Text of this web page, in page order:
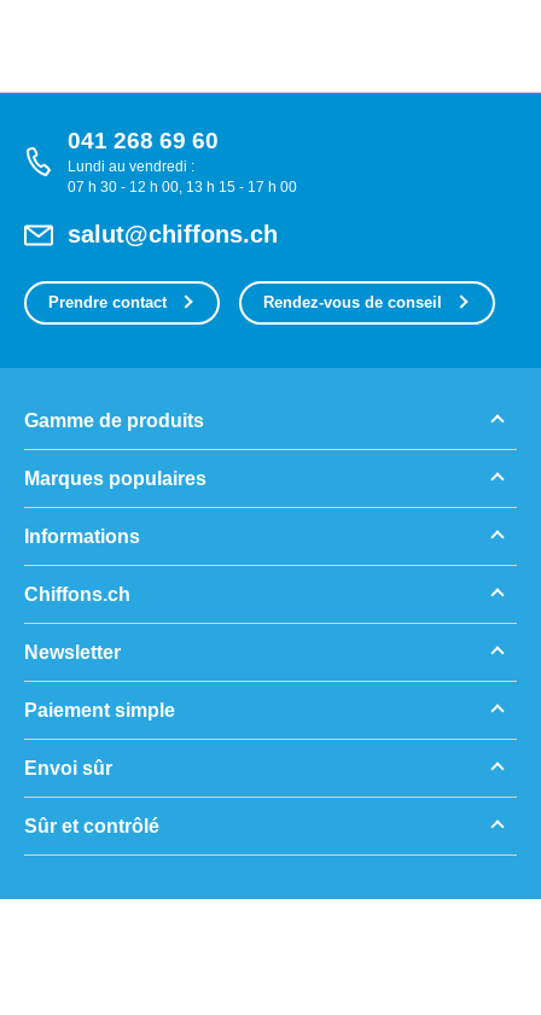
041 268 69 60
Lundi au vendredi :
07 h 30 - 12 h 00, 13 h 15 - 17 h 00
salut@chiffons.ch
Prendre contact Rendez-vous de conseil
Gamme de produits
Marques populaires
Informations
Chiffons.ch
Newsletter
Paiement simple
Envoi sûr
Sûr et contrôlé